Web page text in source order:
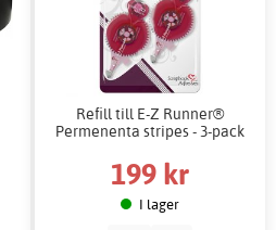
Refill till E-Z Runner®
Permenenta stripes - 3-pack
199 kr
I lager